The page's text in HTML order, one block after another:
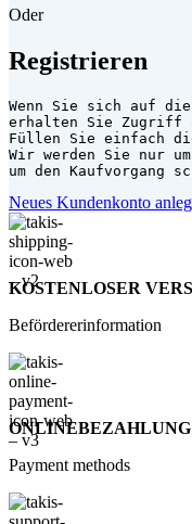
Oder
Registrieren
erhalten Sie
Füllen Sie einfach
Wir werden Sie nur
um den Kaufvorgang
Neues Kundenkonto
KOSTENLOSER
Befördererinformation
ONLINEBEZAHLUNG
Payment methods